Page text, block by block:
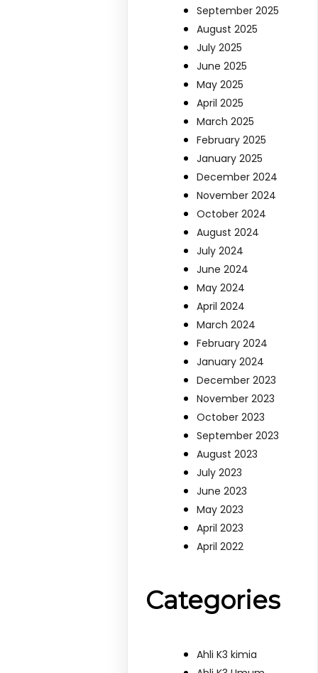
September 2025
August 2025
July 2025
June 2025
May 2025
April 2025
March 2025
February 2025
January 2025
December 2024
November 2024
October 2024
August 2024
July 2024
June 2024
May 2024
April 2024
March 2024
February 2024
January 2024
December 2023
November 2023
October 2023
September 2023
August 2023
July 2023
June 2023
May 2023
April 2023
April 2022
Categories
Ahli K3 kimia